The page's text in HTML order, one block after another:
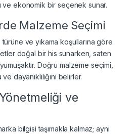
ve ekonomik bir seçenek sunar.
Malzeme Seçimi
ve yıkama koşullarına göre
doğal bir his sunarken, saten
Doğru malzeme seçimi,
dayanıklılığını belirler.
ve
bilgisi taşımakla kalmaz; aynı